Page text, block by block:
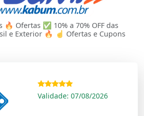
Ofertas ✅ 10% a 70% OFF das
e Exterior 🔥 ☝ Ofertas e Cupons
Validade: 07/08/2026